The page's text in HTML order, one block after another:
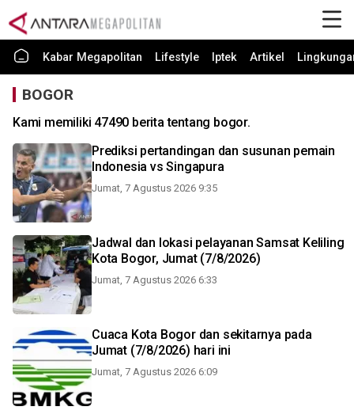
Kabar Megapolitan Lifestyle Iptek Artikel
BOGOR
Kami memiliki 47490 berita tentang bogor.
Prediksi pertandingan dan susunan pemain
Indonesia vs Singapura
Jumat, 7 Agustus 2026 9:35
Jadwal dan lokasi pelayanan Samsat Keliling
Kota Bogor, Jumat (7/8/2026)
Jumat, 7 Agustus 2026 6:33
Cuaca Kota Bogor dan sekitarnya pada
Jumat (7/8/2026) hari ini
Jumat, 7 Agustus 2026 6:09